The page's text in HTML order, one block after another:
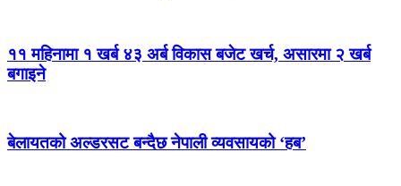
११ महिनामा १ खर्ब ४३ अर्ब विकास बजेट खर्च, असारमा २ खर्ब
बगाइने
बेलायतको अल्डरसट बन्दैछ नेपाली व्यवसायको ‘हब’